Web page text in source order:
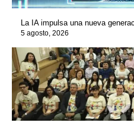
La IA impulsa una nueva
5 agosto, 2026